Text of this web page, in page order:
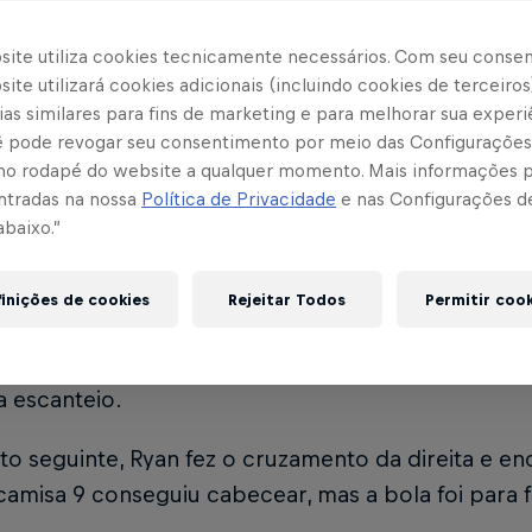
Bruta começou a partida com muita pressão no
Henry Mosquera fez bela jogada pela esquerda,
invadiu a área e bateu para o gol. Walter fez a
Lucas Barbosa roubou a bola na faixa
e arriscou o chute de longa distância. A bola
jogada de Henry Mosquera pela esquerda aos
ficou com a bola e bateu para o gol. A bola
escanteio.
seguinte, Ryan fez o cruzamento da direita e
9 conseguiu cabecear, mas a bola foi para
utiliza cookies tecnicamente necessários. Com seu
utilizará cookies adicionais (incluindo cookies de
similares para fins de marketing e para melhorar sua
pode revogar seu consentimento por meio das
rodapé do website a qualquer momento. Mais informações
na nossa Política de Privacidade e nas Configurações
de cookies Rejeitar Todos Permitir